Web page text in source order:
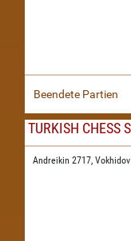
Beendete Partien
TURKISH CHESS
Andreikin 2717,